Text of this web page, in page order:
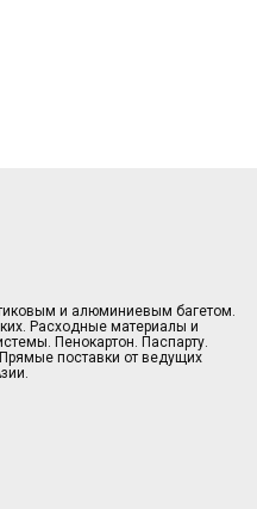
и алюминиевым багетом.
Расходные материалы и
Пенокартон. Паспарту.
поставки от ведущих